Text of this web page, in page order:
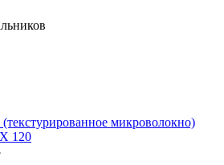
микроволокно)
120